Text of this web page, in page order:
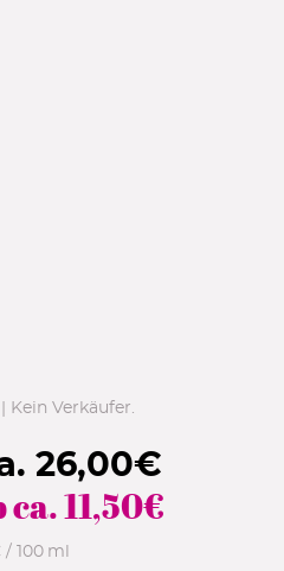
Kein Verkäufer.
26,00€
ca.11,50€
/ 100 ml